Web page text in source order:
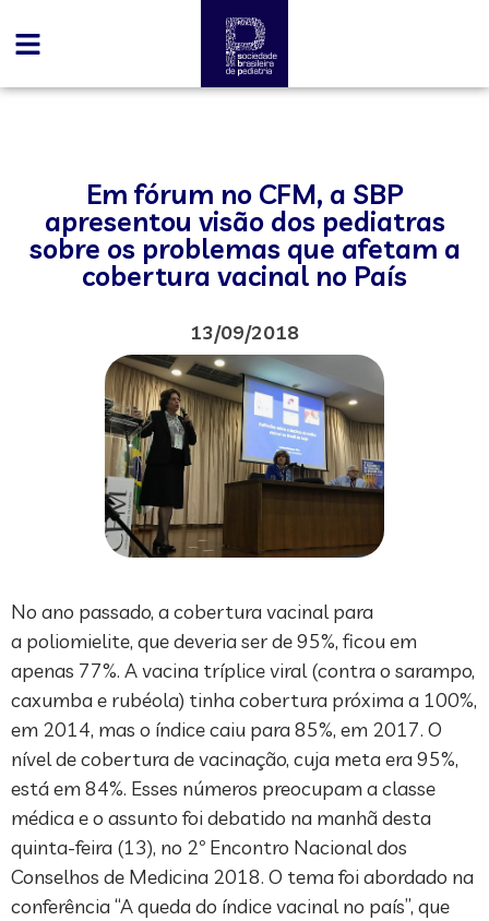
Em fórum no CFM, a SBP
apresentou visão dos pediatras
sobre os problemas que afetam a
cobertura vacinal no País
13/09/2018
No ano passado, a cobertura vacinal para
a poliomielite, que deveria ser de 95%, ficou em
apenas 77%. A vacina tríplice viral (contra o sarampo,
caxumba e rubéola) tinha cobertura próxima a 100%,
em 2014, mas o índice caiu para 85%, em 2017. O
nível de cobertura de vacinação, cuja meta era 95%,
está em 84%. Esses números preocupam a classe
médica e o assunto foi debatido na manhã desta
quinta-feira (13), no 2º Encontro Nacional dos
Conselhos de Medicina 2018. O tema foi abordado na
conferência “A queda do índice vacinal no país”, que